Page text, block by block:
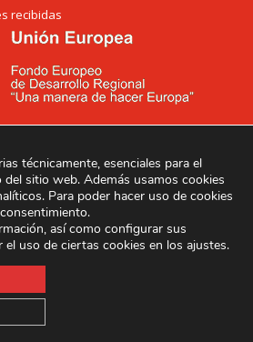
recibidas
técnicamente, esenciales para el
sitio web. Además usamos cookies
Para poder hacer uso de cookies
así como configurar sus
el uso de ciertas cookies en los ajustes.